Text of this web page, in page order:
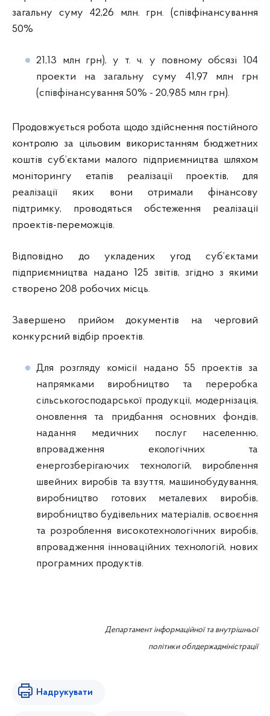
загальну суму 42,26 млн. грн. (співфінансування
50%
21,13 млн грн), у т. ч. у повному обсязі 104
проекти на загальну суму 41,97 млн грн
(співфінансування 50% - 20,985 млн грн).
Продовжується робота щодо здійснення постійного
контролю за цільовим використанням бюджетних
коштів суб’єктами малого підприємництва шляхом
моніторингу етапів реалізації проектів, для
реалізації яких вони отримали фінансову
підтримку, проводяться обстеження реалізації
проектів-переможців.
Відповідно до укладених угод суб’єктами
підприємництва надано 125 звітів, згідно з якими
створено 208 робочих місць.
Завершено прийом документів на черговий
конкурсний відбір проектів.
Для розгляду комісії надано 55 проектів за
напрямками виробництво та переробка
сільськогосподарської продукції, модернізація,
оновлення та придбання основних фондів,
надання медичних послуг населенню,
впровадження екологічних та
енергозберігаючих технологій, вироблення
швейних виробів та взуття, машинобудування,
виробництво готових металевих виробів,
виробництво будівельних матеріалів, освоєння
та розроблення високотехнологічних виробів,
впровадження інноваційних технологій, нових
програмних продуктів.
Департамент інформаційної та внутрішньої
політики облдержадміністрації
Надрукувати